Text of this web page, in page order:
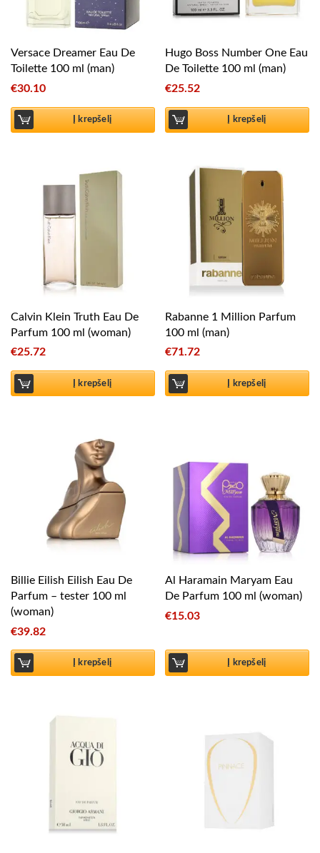
Versace Dreamer Eau De
Toilette 100 ml (man)
€30.10
Į krepšelį
Hugo Boss Number One Eau
De Toilette 100 ml (man)
€25.52
Į krepšelį
Calvin Klein Truth Eau De
Parfum 100 ml (woman)
€25.72
Į krepšelį
Rabanne 1 Million Parfum
100 ml (man)
€71.72
Į krepšelį
Billie Eilish Eilish Eau De
Parfum – tester 100 ml
(woman)
€39.82
Į krepšelį
Al Haramain Maryam Eau
De Parfum 100 ml (woman)
€15.03
Į krepšelį